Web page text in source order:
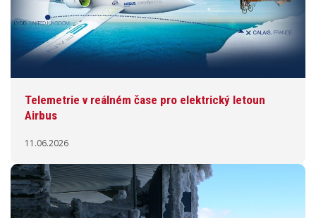
Telemetrie v reálném čase pro elektrický letoun
Airbus
11.06.2026